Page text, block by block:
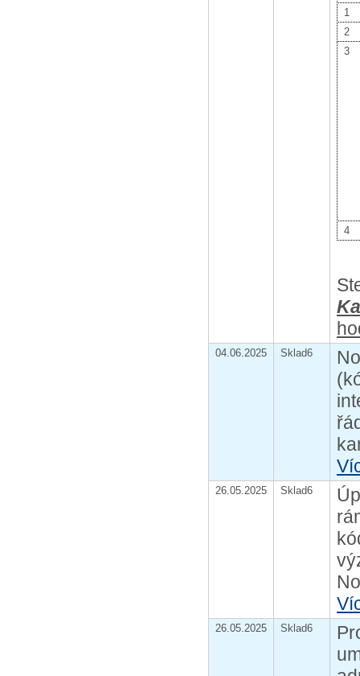
1
2
3
4
04.06.2025 Sklad6
26.05.2025 Sklad6
26.05.2025 Sklad6